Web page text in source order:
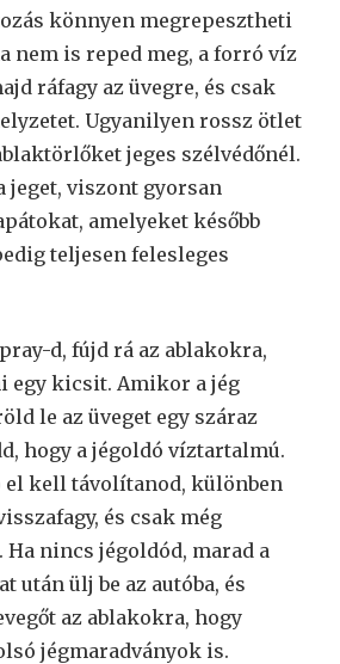
könnyen megrepesztheti
nem is reped meg, a forró víz
ráfagy az üvegre, és csak
Ugyanilyen rossz ötlet
jeges szélvédőnél.
jeget, viszont gyorsan
amelyeket később
teljesen felesleges
d, fújd rá az ablakokra,
egy kicsit. Amikor a jég
le az üveget egy száraz
hogy a jégoldó víztartalmú.
kell távolítanod, különben
és csak még
Ha nincs jégoldód, marad a
után ülj be az autóba, és
az ablakokra, hogy
jégmaradványok is.